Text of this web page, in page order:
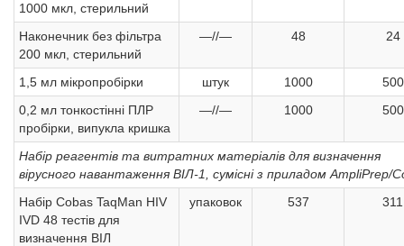
1000 мкл, стерильний
Наконечник без фільтра
200 мкл, стерильний
—//— 48 24
1,5 мл мікропробірки штук 1000
500
0,2 мл тонкостінні ПЛР
пробірки, випукла кришка
—//— 1000 500
Набір реагентів та витратних матеріалів для визначення
вірусного навантаження ВІЛ-1, сумісні з приладом AmpliPrep/
Набір Cobas TaqMan HIV
IVD 48 тестів для
визначення ВІЛ
упаковок 537 311